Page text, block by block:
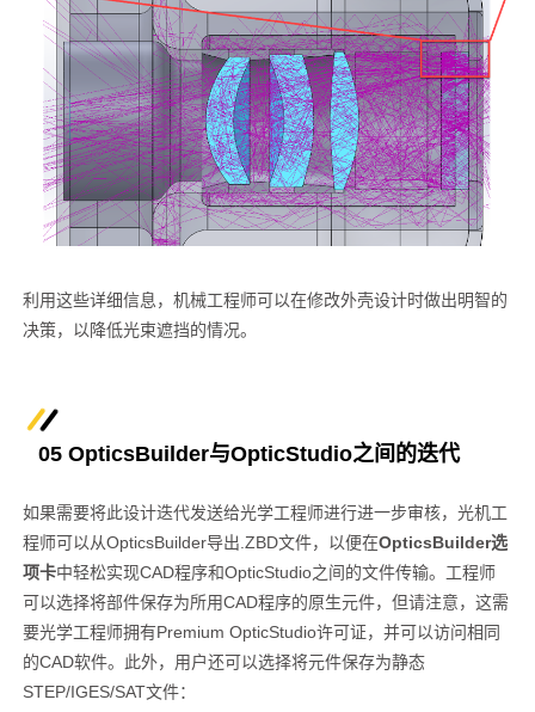
利用这些详细信息，机械工程师可以在修改外壳设计时做出明智的
决策，以降低光束遮挡的情况。
05 OpticsBuilder与OpticStudio之间的迭代
如果需要将此设计迭代发送给光学工程师进行进一步审核，光机工
程师可以从OpticsBuilder导出.ZBD文件，以便在OpticsBuilder选
项卡中轻松实现CAD程序和OpticStudio之间的文件传输。工程师
可以选择将部件保存为所用CAD程序的原生元件，但请注意，这需
要光学工程师拥有Premium OpticStudio许可证，并可以访问相同
的CAD软件。此外，用户还可以选择将元件保存为静态
STEP/IGES/SAT文件：